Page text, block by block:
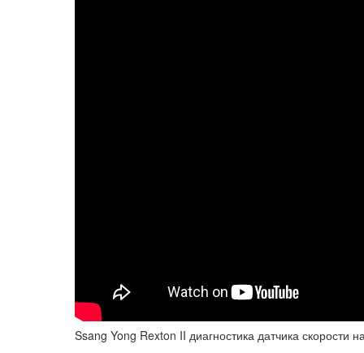
Ssang Yong Rexton II диагностика датчика скорости